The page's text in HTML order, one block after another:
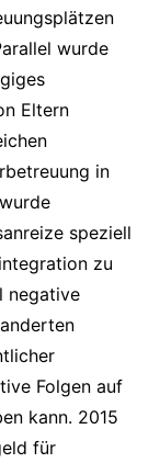
wurde
Eltern
in
speziell
zu
negative
Folgen auf
kann. 2015
für